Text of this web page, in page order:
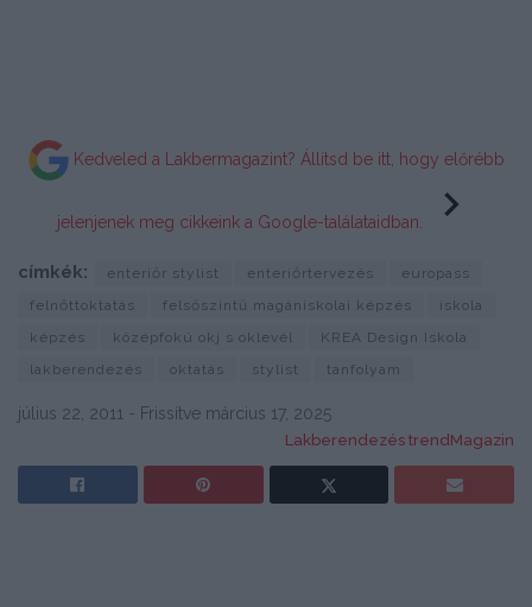
Kedveled a Lakbermagazint? Állítsd be itt, hogy előrébb
jelenjenek meg cikkeink a Google-találataidban.
címkék: enteriőr stylist enteriőrtervezés
europass
felnőttoktatás
felsőszintű magániskolai képzés
iskola
képzés
középfokú okj s oklevél
KREA Design Iskola
lakberendezés
oktatás stylist tanfolyam
július 22, 2011 - Frissítve március 17, 2025
Lakberendezés trendMagazin